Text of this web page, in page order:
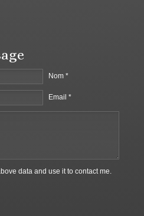
Nom *
Email *
data and use it to contact me.